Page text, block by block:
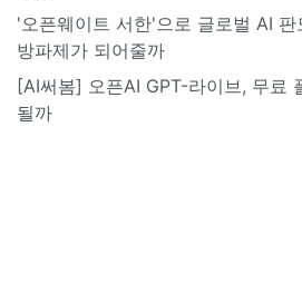
'오픈웨이트 서한'으로 글로벌 AI 판
방파제가 되어줄까
[AI써봄] 오픈AI GPT-라이브, 무료
될까